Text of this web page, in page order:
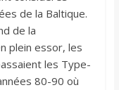
de la Baltique.
de la
plein essor, les
les Type-
80-90 où